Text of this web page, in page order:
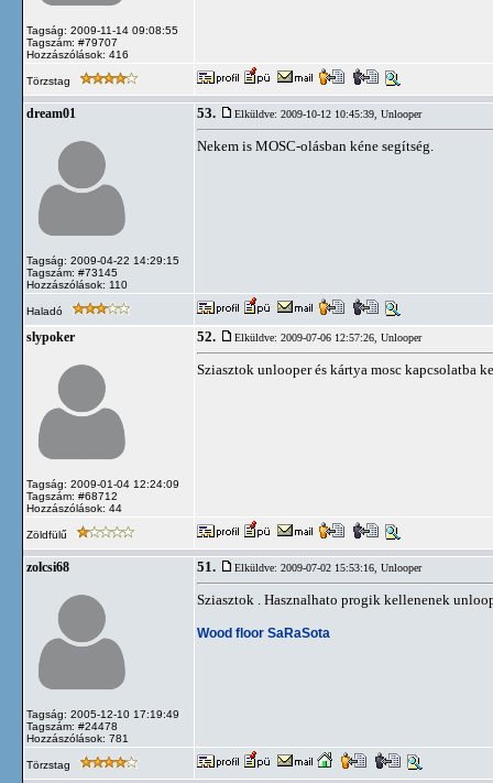
Tagság: 2009-11-14 09:08:55
Tagszám: #79707
Hozzászólások: 416
Törzstag
dream01
Tagság: 2009-04-22 14:29:15
Tagszám: #73145
Hozzászólások: 110
53. Elküldve: 2009-10-12 10:45:39, Unlooper
Nekem is MOSC-olásban kéne segítség.
Haladó
slypoker
Tagság: 2009-01-04 12:24:09
Tagszám: #68712
Hozzászólások: 44
52. Elküldve: 2009-07-06 12:57:26, Unlooper
Sziasztok unlooper és kártya mosc kapcsolatba
Zöldfülű
zolcsi68
Tagság: 2005-12-10 17:19:49
Tagszám: #24478
Hozzászólások: 781
51. Elküldve: 2009-07-02 15:53:16, Unlooper
Sziasztok . Hasznalhato progik kellenenek
Wood floor SaRaSota
Törzstag